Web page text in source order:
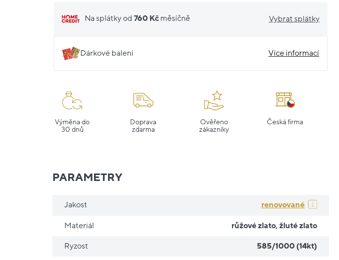
Na splátky od760 Kč měsíčně Vybrat splátky
Dárkové balení Více informací
Výměna do
30 dnů
Doprava
zdarma
Ověřeno
zákazníky
Česká firma
PARAMETRY
Jakost renovované
Materiál růžové zlato, žluté zlato
Ryzost 585/1000 (14kt)